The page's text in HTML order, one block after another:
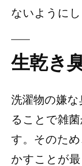
ないようにし
生乾き
洗濯物の嫌
ることで雑
す。そのた
かすことが